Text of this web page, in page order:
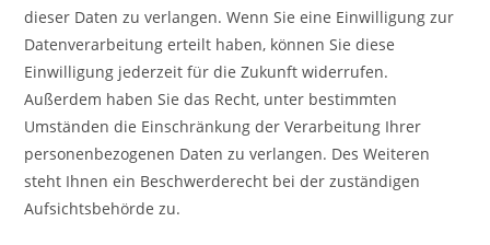
dieser Daten zu verlangen. Wenn Sie eine Einwilligung zur
Datenverarbeitung erteilt haben, können Sie diese
Einwilligung jederzeit für die Zukunft widerrufen.
Außerdem haben Sie das Recht, unter bestimmten
Umständen die Einschränkung der Verarbeitung Ihrer
personenbezogenen Daten zu verlangen. Des Weiteren
steht Ihnen ein Beschwerderecht bei der zuständigen
Aufsichtsbehörde zu.